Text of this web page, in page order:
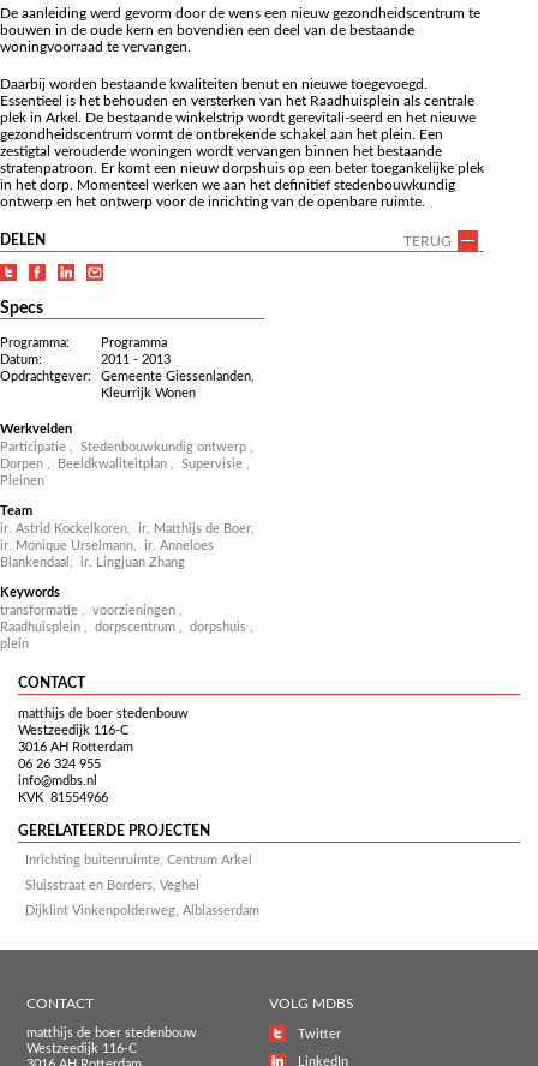
De aanleiding werd gevorm door de wens een nieuw gezondheidscentrum te
bouwen in de oude kern en bovendien een deel van de bestaande
woningvoorraad te vervangen.
Daarbij worden bestaande kwaliteiten benut en nieuwe toegevoegd.
Essentieel is het behouden en versterken van het Raadhuisplein als centrale
plek in Arkel. De bestaande winkelstrip wordt gerevitali-seerd en het nieuwe
gezondheidscentrum vormt de ontbrekende schakel aan het plein. Een
zestigtal verouderde woningen wordt vervangen binnen het bestaande
stratenpatroon. Er komt een nieuw dorpshuis op een beter toegankelijke plek
in het dorp. Momenteel werken we aan het definitief stedenbouwkundig
ontwerp en het ontwerp voor de inrichting van de openbare ruimte.
TERUG
DELEN
Specs
Programma:
Programma
Datum:
2011 - 2013
Opdrachtgever:
Gemeente Giessenlanden,
Kleurrijk Wonen
Werkvelden
Participatie
Stedenbouwkundig ontwerp
Dorpen
Beeldkwaliteitplan Supervisie
Pleinen
Team
ir. Astrid Kockelkoren, ir. Matthijs de Boer,
ir. Monique Urselmann, ir. Anneloes
Blankendaal, ir. Lingjuan Zhang
Keywords
transformatie
voorzieningen
Raadhuisplein
dorpscentrum dorpshuis
plein
CONTACT
matthijs de boer stedenbouw
Westzeedijk 116-C
3016 AH Rotterdam
06 26 324 955
info@mdbs.nl
KVK 81554966
GERELATEERDE PROJECTEN
Inrichting buitenruimte, Centrum Arkel
Sluisstraat en Borders, Veghel
Dijklint Vinkenpolderweg, Alblasserdam
CONTACT
matthijs de boer stedenbouw
Westzeedijk 116-C
VOLG MDBS
Twitter
LinkedIn